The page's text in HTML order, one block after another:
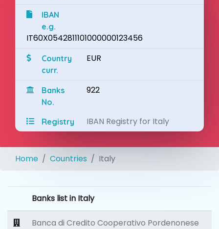
IBAN
e.g.
IT60X0542811101000000123456
Country
curr.
EUR
Banks
No.
922
Registry IBAN Registry for Italy
Home Countries Italy
Banks list in Italy
Banca di Credito Cooperativo Pordenonese